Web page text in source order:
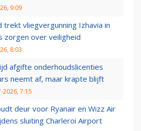
9:09
trekt vliegvergunning Izhavia in
zorgen over veiligheid
8:03
afgifte onderhoudslicenties
neemt af, maar krapte blijft
2026, 7:15
deur voor Ryanair en Wizz Air
sluiting Charleroi Airport